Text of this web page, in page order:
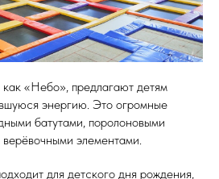
как «Небо», предлагают детям
энергию. Это огромные
батутами, поролоновыми
элементами.
для детского дня рождения,